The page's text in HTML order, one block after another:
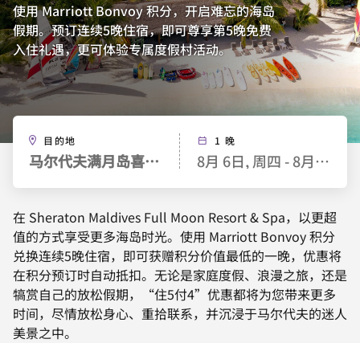
使用 Marriott Bonvoy 积分，开启难忘的海岛
假期。预订连续5晚住宿，即可尊享第5晚免费
入住礼遇，更可体验专属度假村活动。
目的地
马尔代夫满月岛喜来登水疗度假酒店
1 晚
8月 6日, 周四 - 8月 7日,
在 Sheraton Maldives Full Moon Resort & Spa，以更超
值的方式享受更多海岛时光。使用 Marriott Bonvoy 积分
兑换连续5晚住宿，即可获赠积分价值最低的一晚，优惠将
在积分预订时自动抵扣。无论是家庭度假、浪漫之旅，还是
犒赏自己的放松假期，“住5付4”优惠都将为您带来更多
时间，尽情放松身心、重拾联系，并沉浸于马尔代夫的迷人
美景之中。